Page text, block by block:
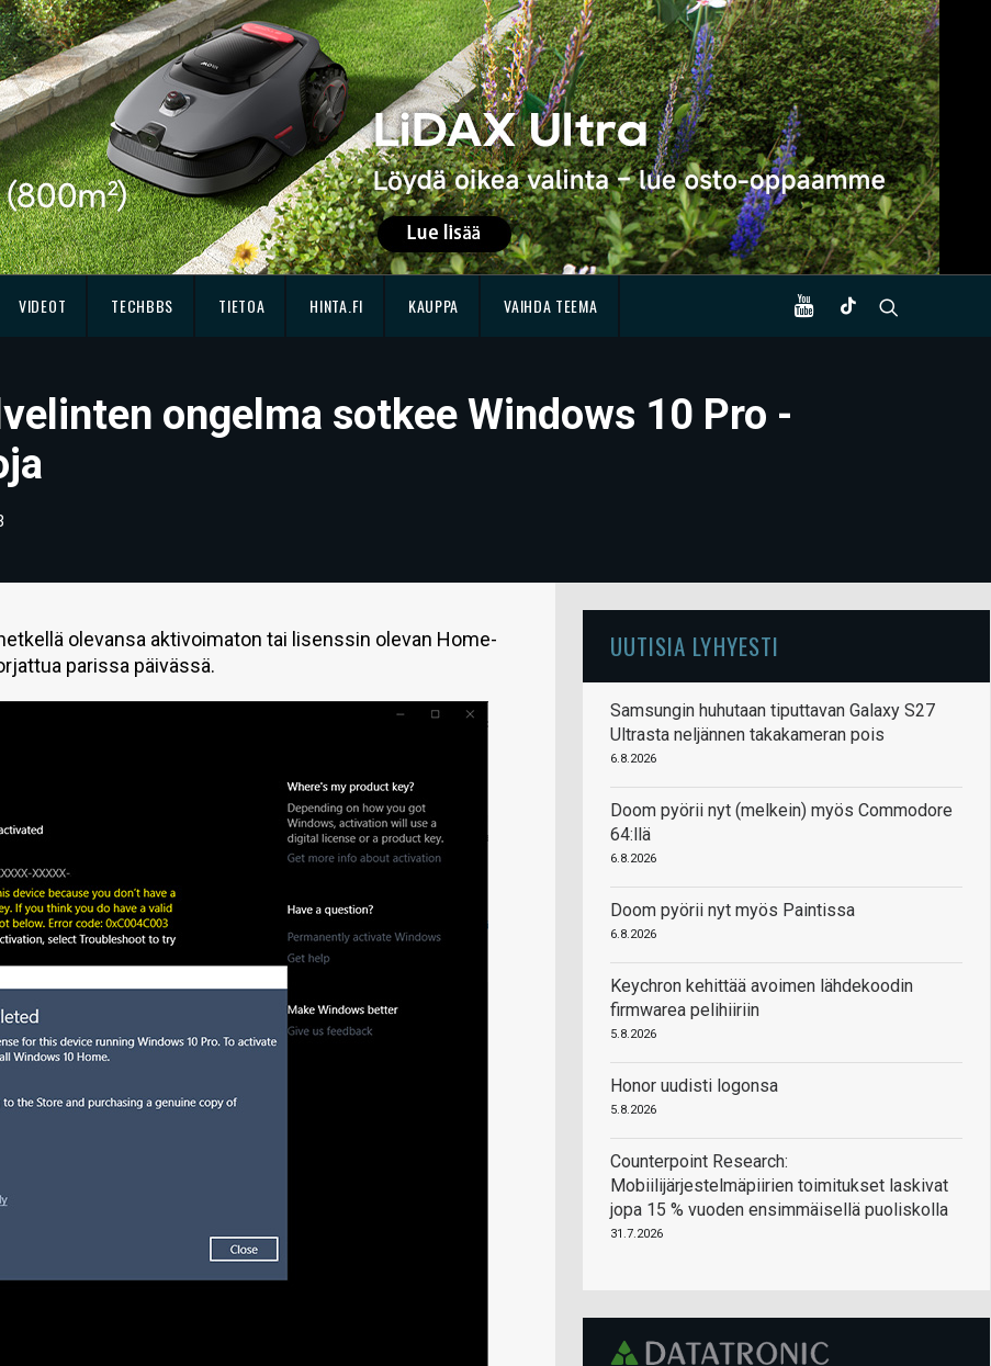
VIDEOT TECHBBS TIETOA HINTA.FI KAUPPA VAIHDA TEEMA
ongelma sotkee Windows 10 Pro -
olevansa aktivoimaton tai lisenssin olevan Home-
parissa päivässä.
UUTISIA LYHYESTI
Samsungin huhutaan tiputtavan Galaxy S27
Ultrasta neljännen takakameran pois
6.8.2026
Doom pyörii nyt (melkein) myös Commodore
64:llä
6.8.2026
Doom pyörii nyt myös Paintissa
6.8.2026
Keychron kehittää avoimen lähdekoodin
firmwarea pelihiiriin
5.8.2026
Honor uudisti logonsa
5.8.2026
Counterpoint Research:
Mobiilijärjestelmäpiirien toimitukset laskivat
jopa 15 % vuoden ensimmäisellä puoliskolla
31.7.2026